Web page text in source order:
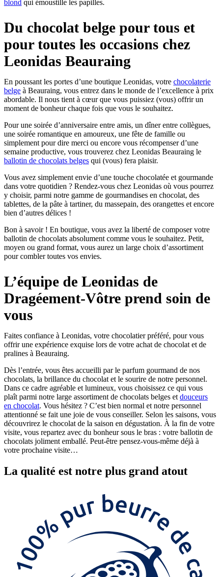
blond qui émoustille les papilles.
Du chocolat belge pour tous et
pour toutes les occasions chez
Leonidas Beauraing
En poussant les portes d’une boutique Leonidas, votre chocolaterie
belge à Beauraing, vous entrez dans le monde de l’excellence à prix
abordable. Il nous tient à cœur que vous puissiez (vous) offrir un
moment de bonheur chaque fois que vous le souhaitez.
Pour une soirée d’anniversaire entre amis, un dîner entre collègues,
une soirée romantique en amoureux, une fête de famille ou
simplement pour dire merci ou encore vous récompenser d’une
semaine productive, vous trouverez chez Leonidas Beauraing le
ballotin de chocolats belges qui (vous) fera plaisir.
Vous avez simplement envie d’une touche chocolatée et gourmande
dans votre quotidien ? Rendez-vous chez Leonidas où vous pourrez
y choisir, parmi notre gamme de gourmandises en chocolat, des
tablettes, de la pâte à tartiner, du massepain, des orangettes et encore
bien d’autres délices !
Bon à savoir ! En boutique, vous avez la liberté de composer votre
ballotin de chocolats absolument comme vous le souhaitez. Petit,
moyen ou grand format, vous aurez un large choix d’assortiment
pour combler toutes vos envies.
L’équipe de Leonidas de
Dragéement-Vôtre prend soin de
vous
Faites confiance à Leonidas, votre chocolatier préféré, pour vous
offrir une expérience exquise lors de votre achat de chocolat et de
pralines à Beauraing.
Dès l’entrée, vous êtes accueilli par le parfum gourmand de nos
chocolats, la brillance du chocolat et le sourire de notre personnel.
Dans ce cadre agréable et lumineux, vous choisissez ce qui vous
plaît parmi notre large assortiment de chocolats belges et douceurs
en chocolat. Vous hésitez ? C’est bien normal et notre personnel
attentionné se fait une joie de vous conseiller. Selon les saisons, vous
découvrirez le chocolat de la saison en dégustation. À la fin de votre
visite, vous repartez avec du bonheur sous le bras : votre ballotin de
chocolats joliment emballé. Peut-être pensez-vous-même déjà à
votre prochaine visite…
La qualité est notre plus grand atout